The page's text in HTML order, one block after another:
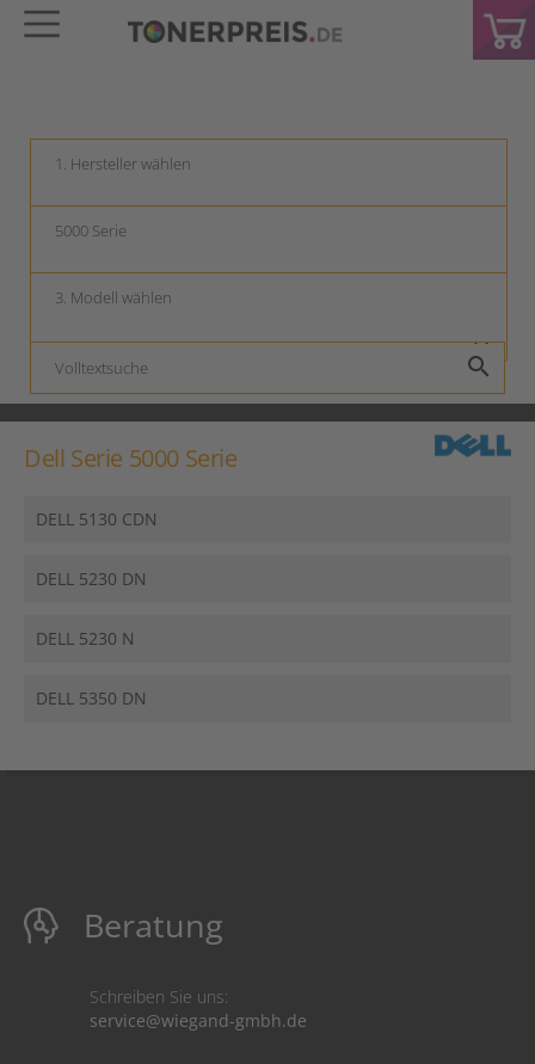
keyboard_arrow_down
keyboard_arrow_down
keyboard_arrow_down
search
Dell Serie 5000 Serie
DELL 5130 CDN
DELL 5230 DN
DELL 5230 N
DELL 5350 DN
Beratung
Schreiben Sie uns:
service@wiegand-gmbh.de